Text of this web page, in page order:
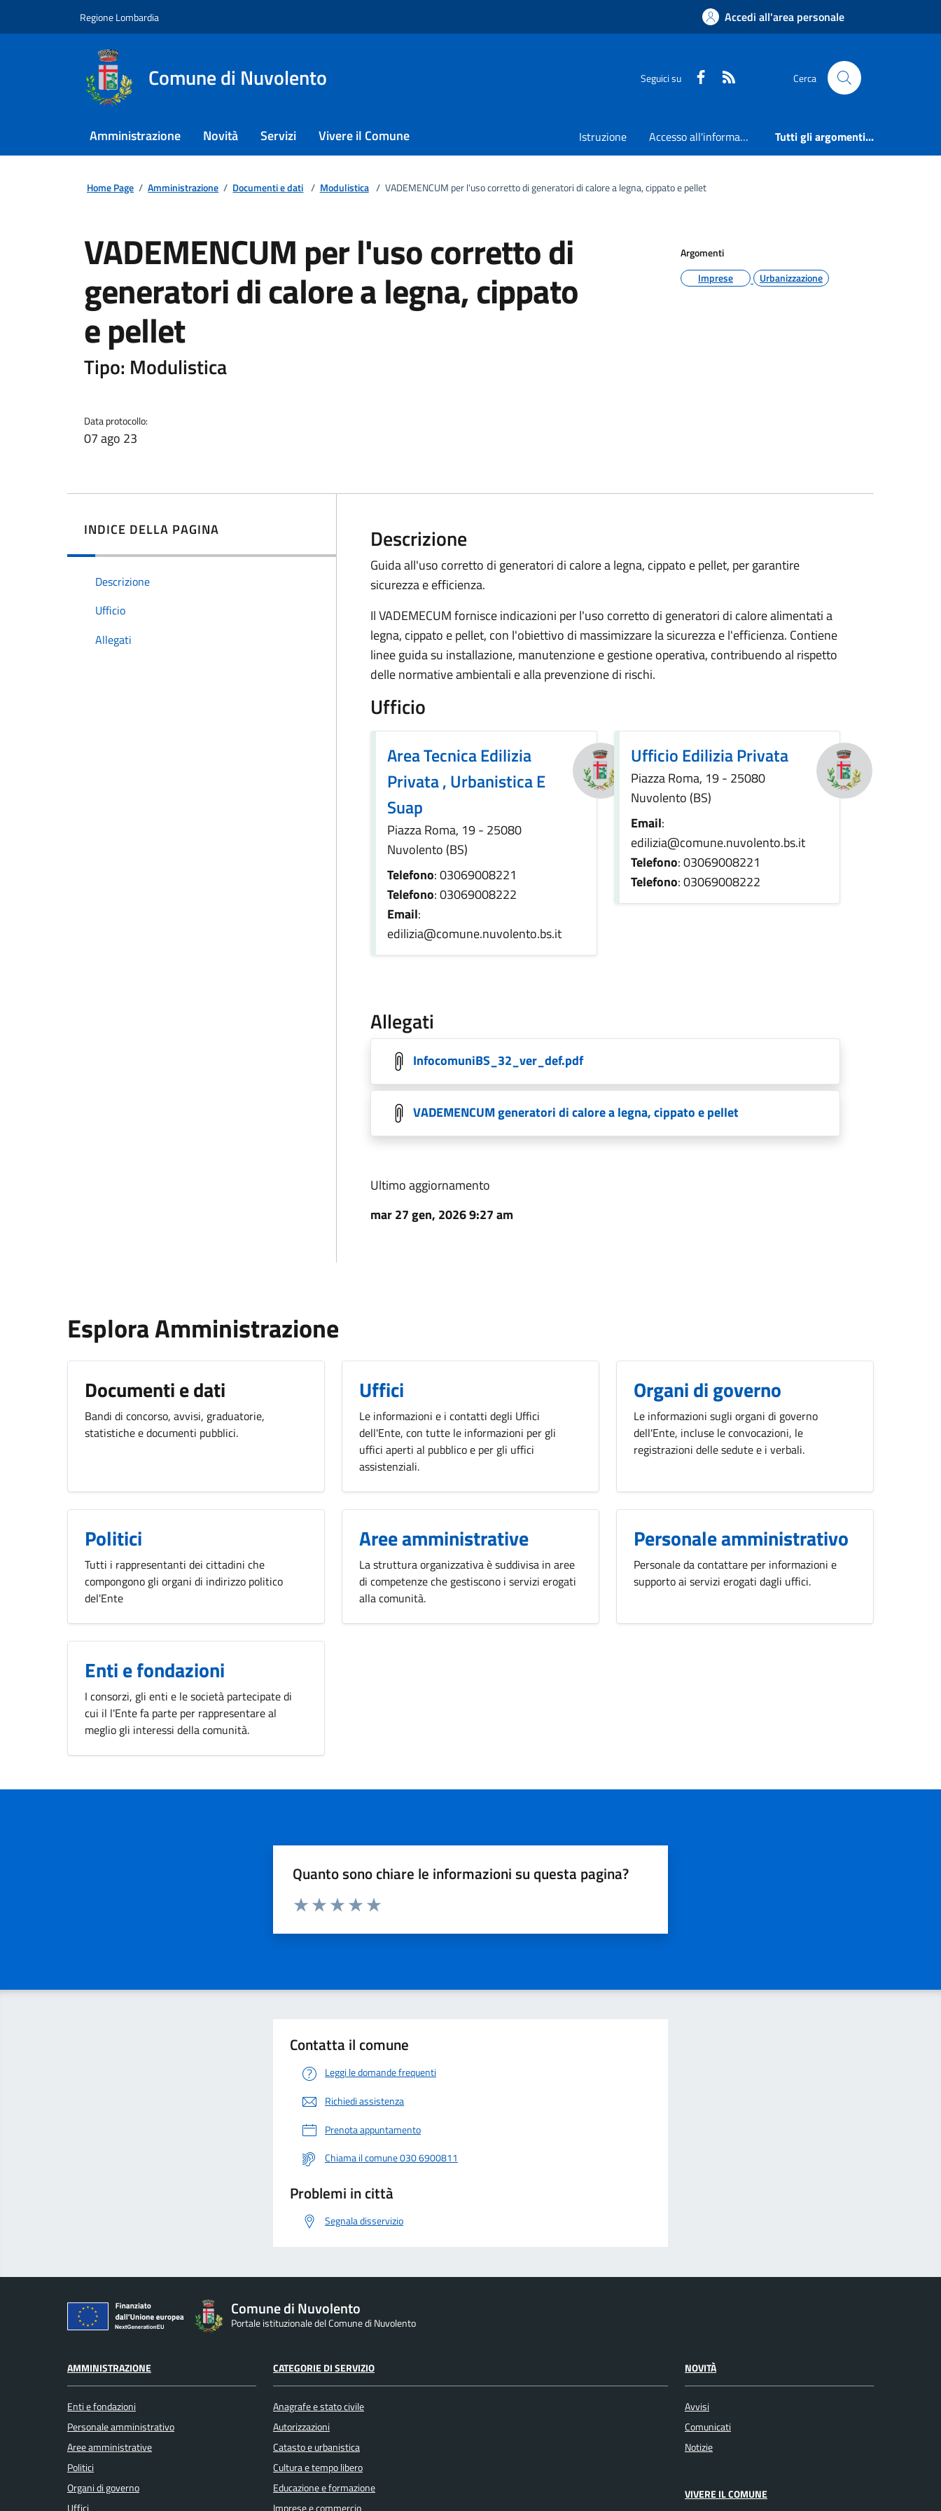
Regione Lombardia Accedi all'area personale
Comune di Nuvolento Seguici su Faceboook Cerca
Amministrazione Novità Servizi Vivere il Comune Istruzione Accesso all'informazione Tutti gli argomenti...
Home Page / Amministrazione / Documenti e dati / Modulistica / VADEMENCUM per l'uso corretto di generatori di calore a legna, cippato e pellet
VADEMENCUM per l'uso corretto di
generatori di calore a legna, cippato
e pellet
Tipo: Modulistica
Data protocollo:
07 ago 23
Argomenti
Imprese
Urbanizzazione
INDICE DELLA PAGINA
Descrizione
Ufficio
Allegati
Descrizione
Guida all'uso corretto di generatori di calore a legna, cippato e pellet, per garantire
sicurezza e efficienza.
Il VADEMECUM fornisce indicazioni per l'uso corretto di generatori di calore alimentati a
legna, cippato e pellet, con l'obiettivo di massimizzare la sicurezza e l'efficienza. Contiene
linee guida su installazione, manutenzione e gestione operativa, contribuendo al rispetto
delle normative ambientali e alla prevenzione di rischi.
Ufficio
Area Tecnica Edilizia
Privata , Urbanistica E
Suap
Piazza Roma, 19 - 25080
Nuvolento (BS)
Telefono: 03069008221
Telefono: 03069008222
Email:
edilizia@comune.nuvolento.bs.it
Ufficio Edilizia Privata
Piazza Roma, 19 - 25080
Nuvolento (BS)
Email:
edilizia@comune.nuvolento.bs.it
Telefono: 03069008221
Telefono: 03069008222
Allegati
InfocomuniBS_32_ver_def.pdf
VADEMENCUM generatori di calore a legna, cippato e pellet
Ultimo aggiornamento
mar 27 gen, 2026 9:27 am
Esplora Amministrazione
Documenti e dati
Bandi di concorso, avvisi, graduatorie,
statistiche e documenti pubblici.
Uffici
Le informazioni e i contatti degli Uffici
dell'Ente, con tutte le informazioni per gli
uffici aperti al pubblico e per gli uffici
assistenziali.
Organi di governo
Le informazioni sugli organi di governo
dell'Ente, incluse le convocazioni, le
registrazioni delle sedute e i verbali.
Politici
Tutti i rappresentanti dei cittadini che
compongono gli organi di indirizzo politico
del'Ente
Aree amministrative
La struttura organizzativa è suddivisa in aree
di competenze che gestiscono i servizi erogati
alla comunità.
Personale amministrativo
Personale da contattare per informazioni e
supporto ai servizi erogati dagli uffici.
Enti e fondazioni
I consorzi, gli enti e le società partecipate di
cui il l'Ente fa parte per rappresentare al
meglio gli interessi della comunità.
Quanto sono chiare le informazioni su questa pagina?
Valuta da 1 a 5 stelle la pagina
Contatta il comune
Leggi le domande frequenti
Richiedi assistenza
Prenota appuntamento
Chiama il comune 030 6900811
Problemi in città
Segnala disservizio
Comune di Nuvolento
Portale istituzionale del Comune di Nuvolento
AMMINISTRAZIONE
Enti e fondazioni
Personale amministrativo
Aree amministrative
Politici
Organi di governo
CATEGORIE DI SERVIZIO
Anagrafe e stato civile
Autorizzazioni
Catasto e urbanistica
Cultura e tempo libero
Educazione e formazione
NOVITÀ
Avvisi
Comunicati
Notizie
VIVERE IL COMUNE